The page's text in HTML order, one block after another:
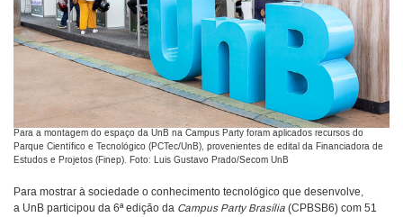
Para a montagem do espaço da UnB na Campus Party foram aplicados recursos do
Parque Científico e Tecnológico (PCTec/UnB), provenientes de edital da Financiadora de
Estudos e Projetos (Finep). Foto: Luis Gustavo Prado/Secom UnB
Para mostrar à sociedade o conhecimento tecnológico que desenvolve,
a UnB participou da 6ª edição da Campus Party Brasília (CPBSB6) com 51